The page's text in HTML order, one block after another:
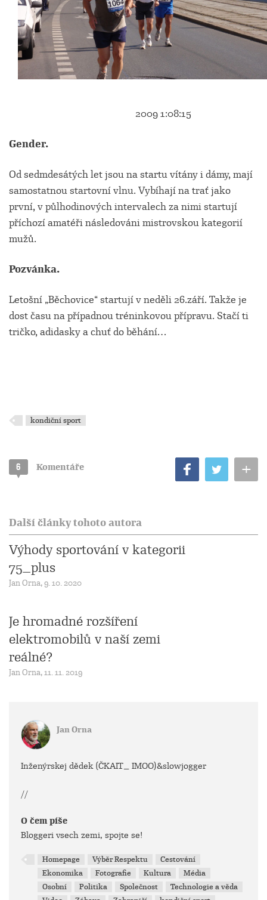
2009 1:08:15
Gender.
Od sedmdesátých let jsou na startu vítány i dámy, mají
samostatnou startovní vlnu. Vybíhají na trať jako
první, v půlhodinových intervalech za nimi startují
příchozí amatéři následováni mistrovskou kategorií
mužů.
Pozvánka.
Letošní „Běchovice“ startují v neděli 26.září. Takže je
dost času na případnou tréninkovou přípravu. Stačí ti
tričko, adidasky a chuť do běhání…
kondiční sport
6 Komentáře +
Další články tohoto autora
Výhody sportování v kategorii
75_plus
Jan Orna, 9. 10. 2020
Je hromadné rozšíření
elektromobilů v naší zemi
reálné?
Jan Orna, 11. 11. 2019
Jan Orna
Inženýrskej dědek (ČKAIT_ IMOO)&slowjogger
//
O čem píše
Bloggeri vsech zemi, spojte se!
Homepage Výběr Respektu
Cestování
Ekonomika
Fotografie Kultura
Média
Osobní
Politika Společnost
Technologie a věda